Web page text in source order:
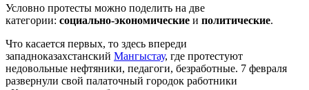
Условно протесты можно поделить на две
категории: социально-экономические и политические.
Что касается первых, то здесь впереди
западноказахстанский Мангыстау, где протестуют
недовольные нефтяники, педагоги, безработные. 7 февраля
развернули свой палаточный городок работники